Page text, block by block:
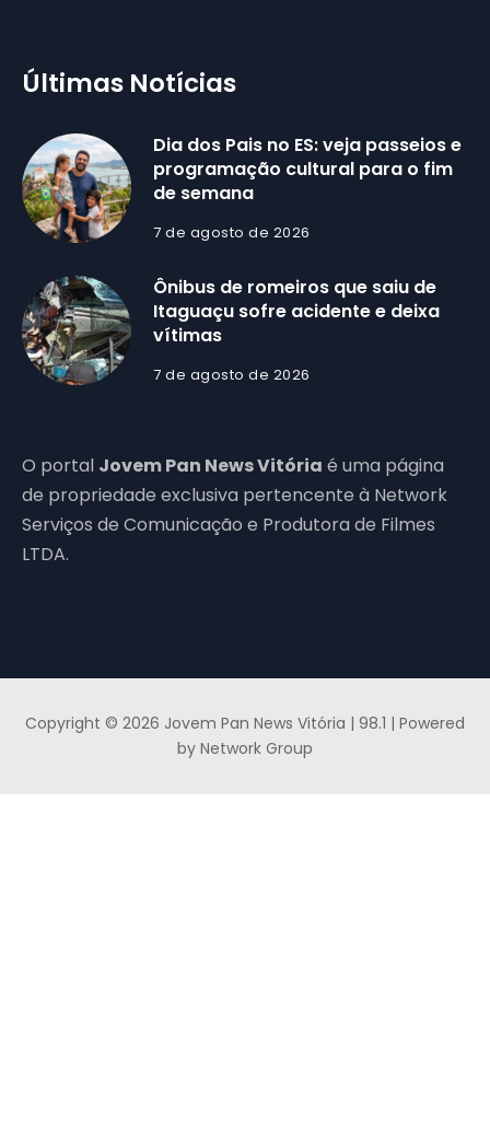
Últimas Notícias
Dia dos Pais no ES: veja passeios e
programação cultural para o fim
de semana
7 de agosto de 2026
Ônibus de romeiros que saiu de
Itaguaçu sofre acidente e deixa
vítimas
7 de agosto de 2026
O portal Jovem Pan News Vitória é uma página
de propriedade exclusiva pertencente à Network
Serviços de Comunicação e Produtora de Filmes
LTDA.
Copyright © 2026 Jovem Pan News Vitória | 98.1 | Powered
by Network Group